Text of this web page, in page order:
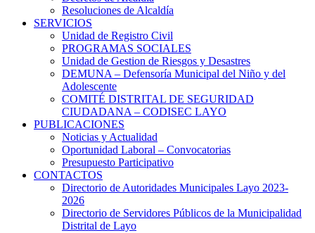
Resoluciones de Alcaldía
SERVICIOS
Unidad de Registro Civil
PROGRAMAS SOCIALES
Unidad de Gestion de Riesgos y Desastres
DEMUNA – Defensoría Municipal del Niño y del
Adolescente
COMITÉ DISTRITAL DE SEGURIDAD
CIUDADANA – CODISEC LAYO
PUBLICACIONES
Noticias y Actualidad
Oportunidad Laboral – Convocatorias
Presupuesto Participativo
CONTACTOS
Directorio de Autoridades Municipales Layo 2023-
2026
Directorio de Servidores Públicos de la Municipalidad
Distrital de Layo